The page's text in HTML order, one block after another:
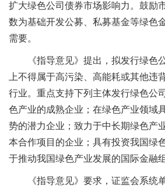
扩大绿色公司债券市场影响力。鼓励
数为基础开发公募、私募基金等绿色
需要。
《指导意见》提出， 拟发行绿色
上不得属于高污染、高能耗或其他违
行业。重点支持下列主体发行绿色公
色产业的成熟企业； 在绿色产业领域
势的潜力企业； 致力于中长期绿色产
本合作项目的企业； 具有投资我国绿
于推动我国绿色产业发展的国际金融
《指导意见》要求，证监会系统